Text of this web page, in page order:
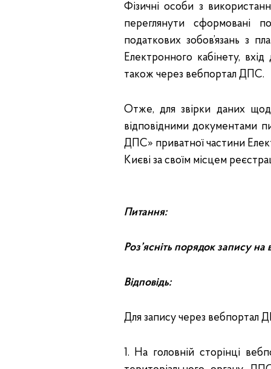
Фізичні особи з
переглянути сформовані
податкових зобов’язань з
Електронного кабінету,
також через вебпортал ДПС.
Отже, для звірки даних
відповідними документами
ДПС» приватної частини
Києві за своїм місцем
Питання:
Роз’ясніть порядок запису
Відповідь:
Для запису через вебпортал
1. На головній сторінці